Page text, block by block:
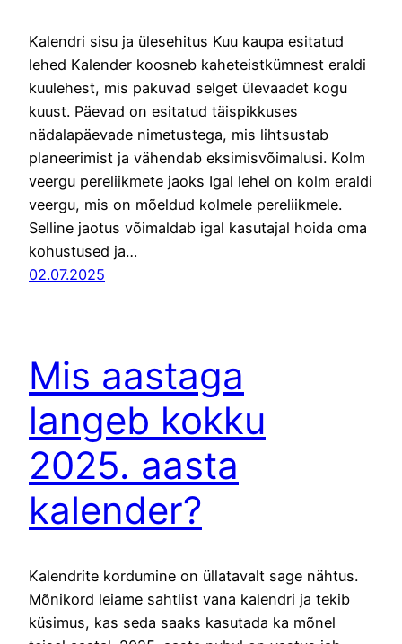
Kalendri sisu ja ülesehitus Kuu kaupa esitatud
lehed Kalender koosneb kaheteistkümnest eraldi
kuulehest, mis pakuvad selget ülevaadet kogu
kuust. Päevad on esitatud täispikkuses
nädalapäevade nimetustega, mis lihtsustab
planeerimist ja vähendab eksimisvõimalusi. Kolm
veergu pereliikmete jaoks Igal lehel on kolm eraldi
veergu, mis on mõeldud kolmele pereliikmele.
Selline jaotus võimaldab igal kasutajal hoida oma
kohustused ja…
02.07.2025
Mis aastaga
langeb kokku
2025. aasta
kalender?
Kalendrite kordumine on üllatavalt sage nähtus.
Mõnikord leiame sahtlist vana kalendri ja tekib
küsimus, kas seda saaks kasutada ka mõnel